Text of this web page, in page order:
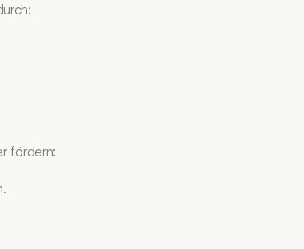
fördern: